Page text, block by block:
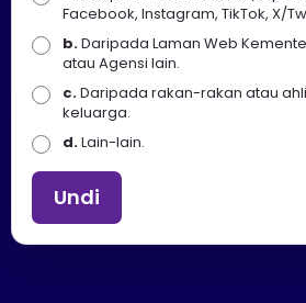
Penafian : Kerajaan Malaysia dan
Pelancongan Seni dan Budaya
bertanggungjawab atas kehilangan
disebabkan oleh penggunaan
yang diperolehi dari portal ini.
Hakcipta © 2025 KEMENTERIAN
DAN BUDAYA. | Hak Cipta Terpelihara.
Facebook, Instagram, TikTok, X/
b.Daripada Laman Web
atau Agensi lain.
c.Daripada rakan-rakan atau ahli
keluarga.
d.Lain-lain.
Undi
Apa Khabar! Selamat datang ke Portal
Pelancongan, Seni dan Budaya